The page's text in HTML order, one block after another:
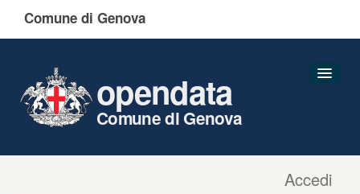
Comune di Genova
Accedi
opendata
Comune di Genova